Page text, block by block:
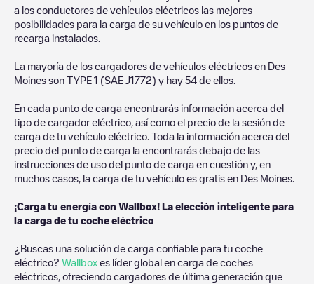
a los conductores de vehículos eléctricos las mejores
posibilidades para la carga de su vehículo en los puntos de
recarga instalados.
La mayoría de los cargadores de vehículos eléctricos en Des
Moines son TYPE 1 (SAE J1772) y hay 54 de ellos.
En cada punto de carga encontrarás información acerca del
tipo de cargador eléctrico, así como el precio de la sesión de
carga de tu vehículo eléctrico. Toda la información acerca del
precio del punto de carga la encontrarás debajo de las
instrucciones de uso del punto de carga en cuestión y, en
muchos casos, la carga de tu vehículo es gratis en Des Moines
¡Carga tu energía con Wallbox! La elección inteligente para
la carga de tu coche eléctrico
¿Buscas una solución de carga confiable para tu coche
eléctrico? Wallbox es líder global en carga de coches
eléctricos, ofreciendo cargadores de última generación que